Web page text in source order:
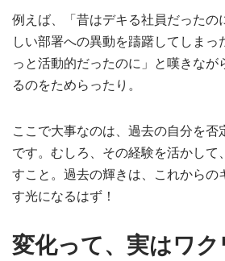
例えば、「昔はデキる社員だったの
しい部署への異動を躊躇してしまっ
っと活動的だったのに」と嘆きなが
るのをためらったり。
ここで大事なのは、過去の自分を否
です。むしろ、その経験を活かして
すこと。過去の輝きは、これからの
す光になるはず！
変化って、実はワク